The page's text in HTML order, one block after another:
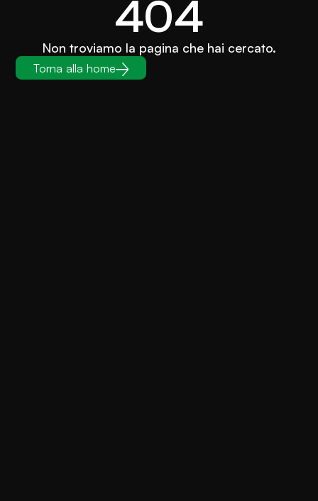
404
Non troviamo la pagina che hai cercato.
Torna alla home